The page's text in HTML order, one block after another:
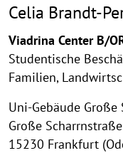
Celia Brandt-
Viadrina Center B/
Studentische
Familien,
Uni-Gebäude Große
Große
15230 Frankfurt